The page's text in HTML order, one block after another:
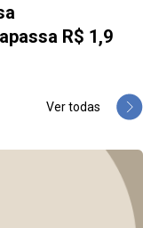
R$ 1,9
Ver todas